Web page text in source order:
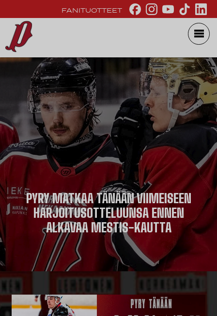
FANITUOTTEET
PYRY MATKAA TÄNÄÄN VIIMEISEEN
HARJOITUSOTTELUUNSA ENNEN
ALKAVAA MESTIS-KAUTTA